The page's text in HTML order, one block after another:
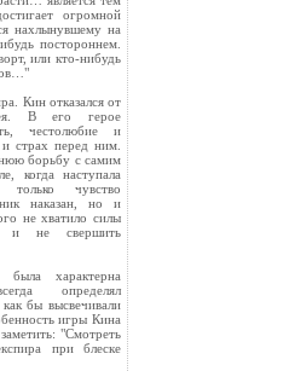
огромной
нахлынувшему на
постороннем.
или кто-нибудь
Кин отказался от
В его герое
честолюбие и
страх перед ним.
борьбу с самим
когда наступала
только чувство
наказан, но и
не хватило силы
и не свершить
была характерна
определял
бы высвечивали
игры Кина
"Смотреть
при блеске